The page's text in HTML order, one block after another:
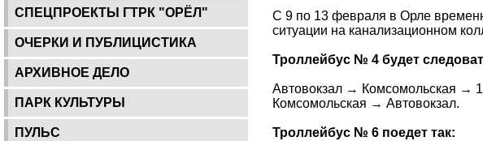
СПЕЦПРОЕКТЫ ГТРК "ОРЁЛ"
ОЧЕРКИ И ПУБЛИЦИСТИКА
АРХИВНОЕ ДЕЛО
ПАРК КУЛЬТУРЫ
ПУЛЬС
С 9 по 13 февраля в Орле
ситуации на канализационном
Троллейбус № 4 будет
Автовокзал → Комсомольская →
Комсомольская → Автовокзал.
Троллейбус № 6 поедет так: